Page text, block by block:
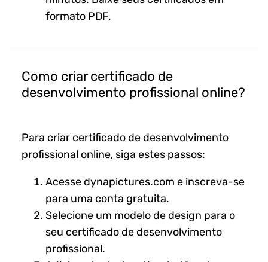
formato PDF.
Como criar certificado de
desenvolvimento profissional online?
Para criar certificado de desenvolvimento
profissional online, siga estes passos:
Acesse dynapictures.com e inscreva-se
para uma conta gratuita.
Selecione um modelo de design para o
seu certificado de desenvolvimento
profissional.